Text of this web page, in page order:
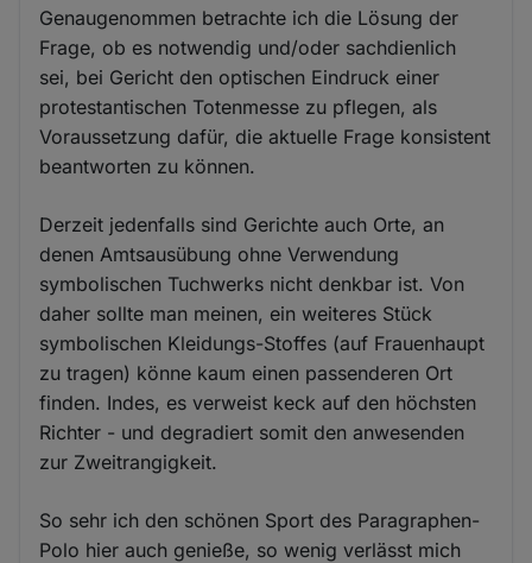
Genaugenommen betrachte ich die Lösung der
Frage, ob es notwendig und/oder sachdienlich
sei, bei Gericht den optischen Eindruck einer
protestantischen Totenmesse zu pflegen, als
Voraussetzung dafür, die aktuelle Frage konsistent
beantworten zu können.
Derzeit jedenfalls sind Gerichte auch Orte, an
denen Amtsausübung ohne Verwendung
symbolischen Tuchwerks nicht denkbar ist. Von
daher sollte man meinen, ein weiteres Stück
symbolischen Kleidungs-Stoffes (auf Frauenhaupt
zu tragen) könne kaum einen passenderen Ort
finden. Indes, es verweist keck auf den höchsten
Richter - und degradiert somit den anwesenden
zur Zweitrangigkeit.
So sehr ich den schönen Sport des Paragraphen-
Polo hier auch genieße, so wenig verlässt mich